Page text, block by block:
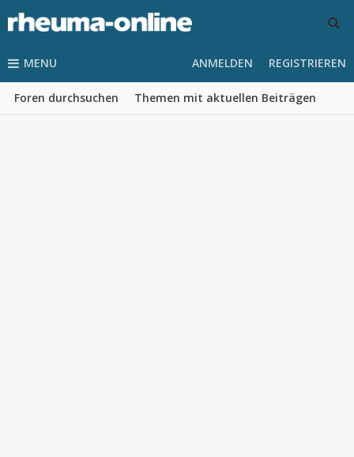
MENU
Foren durchsuchen Themen mit aktuellen Beiträgen
ANMELDEN REGISTRIEREN